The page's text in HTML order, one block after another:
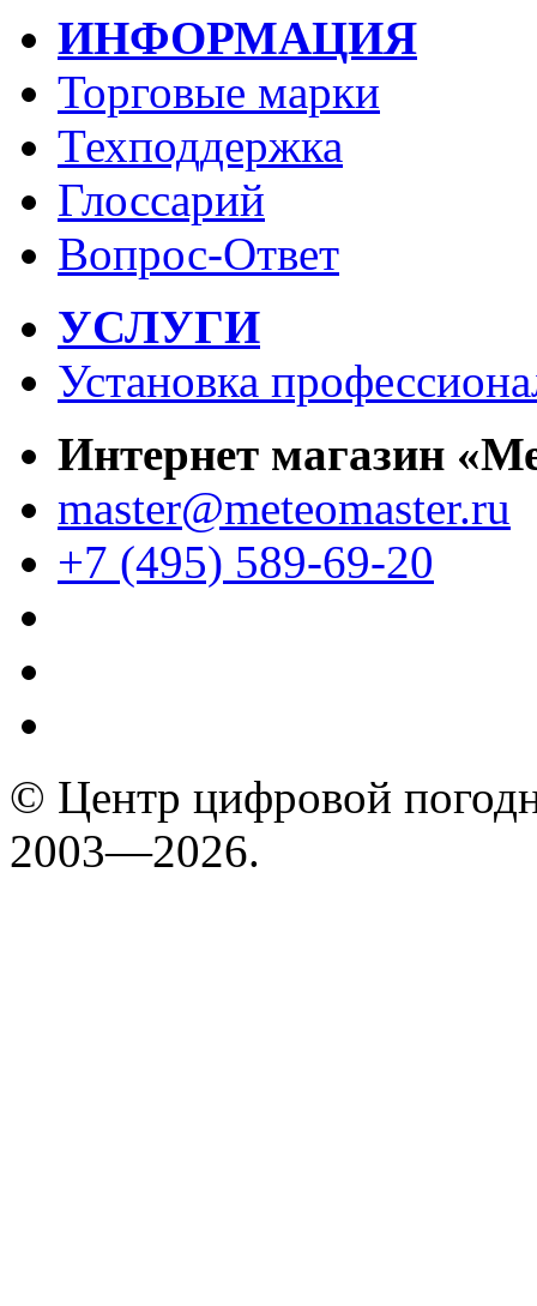
ИНФОРМАЦИЯ
Торговые марки
Техподдержка
Глоссарий
Вопрос-Ответ
УСЛУГИ
Установка
Интернет магазин
master@meteomaster.ru
+7 (495) 589-69-20
© Центр цифровой
2003—2026.